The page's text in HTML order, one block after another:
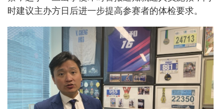
时建议主办方日后进一步提高参赛者的体检要求。